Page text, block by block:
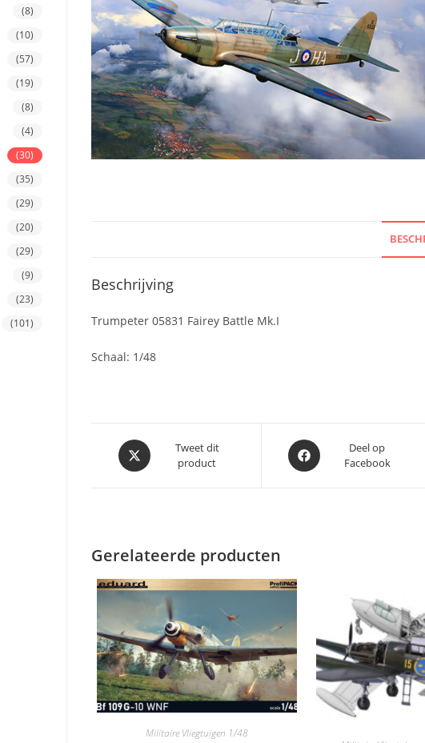
Beschrijving
Trumpeter 05831 Fairey Battle Mk.I
Schaal: 1/48
Opent
in
Tweet dit
product
Opent
in
Deel op
Facebook
Gerelateerde producten
Militaire Vliegtuigen 1/48
(8)
(10)
(57)
(19)
(8)
(4)
(30)
(35)
(29)
(20)
(29)
(9)
(23)
(101)